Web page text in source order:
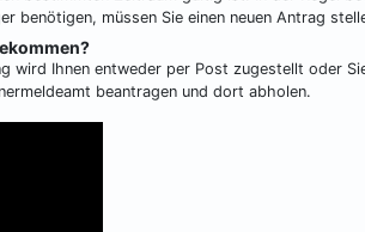
benötigen, müssen Sie einen neuen Antrag
wird Ihnen entweder per Post zugestellt oder
beantragen und dort abholen.